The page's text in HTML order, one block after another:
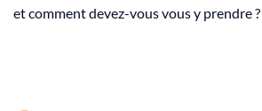
et comment devez-vous vous y prendre ?